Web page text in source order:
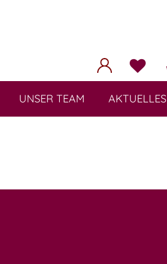
UNSER TEAM AKTUELLES